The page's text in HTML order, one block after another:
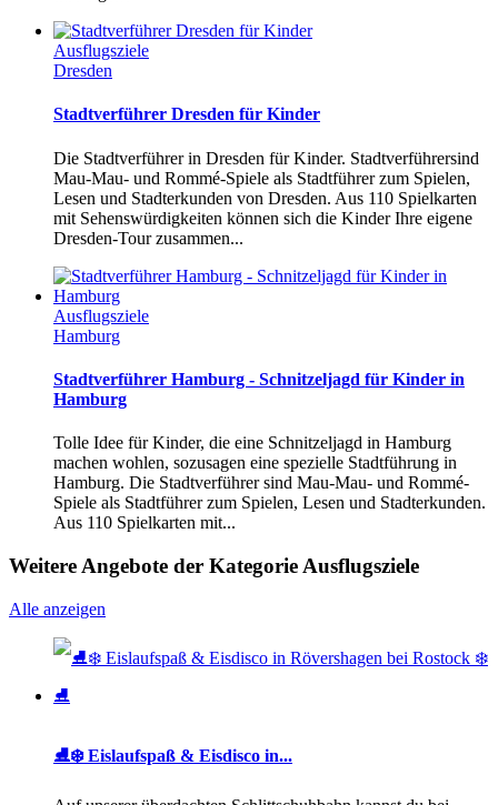
Ausflugsziele
Dresden
Stadtverführer Dresden für Kinder
Die Stadtverführer in Dresden für Kinder. Stadtverführersind
Mau-Mau- und Rommé-Spiele als Stadtführer zum Spielen,
Lesen und Stadterkunden von Dresden. Aus 110 Spielkarten
mit Sehenswürdigkeiten können sich die Kinder Ihre eigene
Dresden-Tour zusammen...
Ausflugsziele
Hamburg
Stadtverführer Hamburg - Schnitzeljagd für Kinder in
Hamburg
Tolle Idee für Kinder, die eine Schnitzeljagd in Hamburg
machen wohlen, sozusagen eine spezielle Stadtführung in
Hamburg. Die Stadtverführer sind Mau-Mau- und Rommé-
Spiele als Stadtführer zum Spielen, Lesen und Stadterkunden.
Aus 110 Spielkarten mit...
Weitere Angebote der Kategorie Ausflugsziele
Alle anzeigen
⛸️❄️ Eislaufspaß & Eisdisco in...